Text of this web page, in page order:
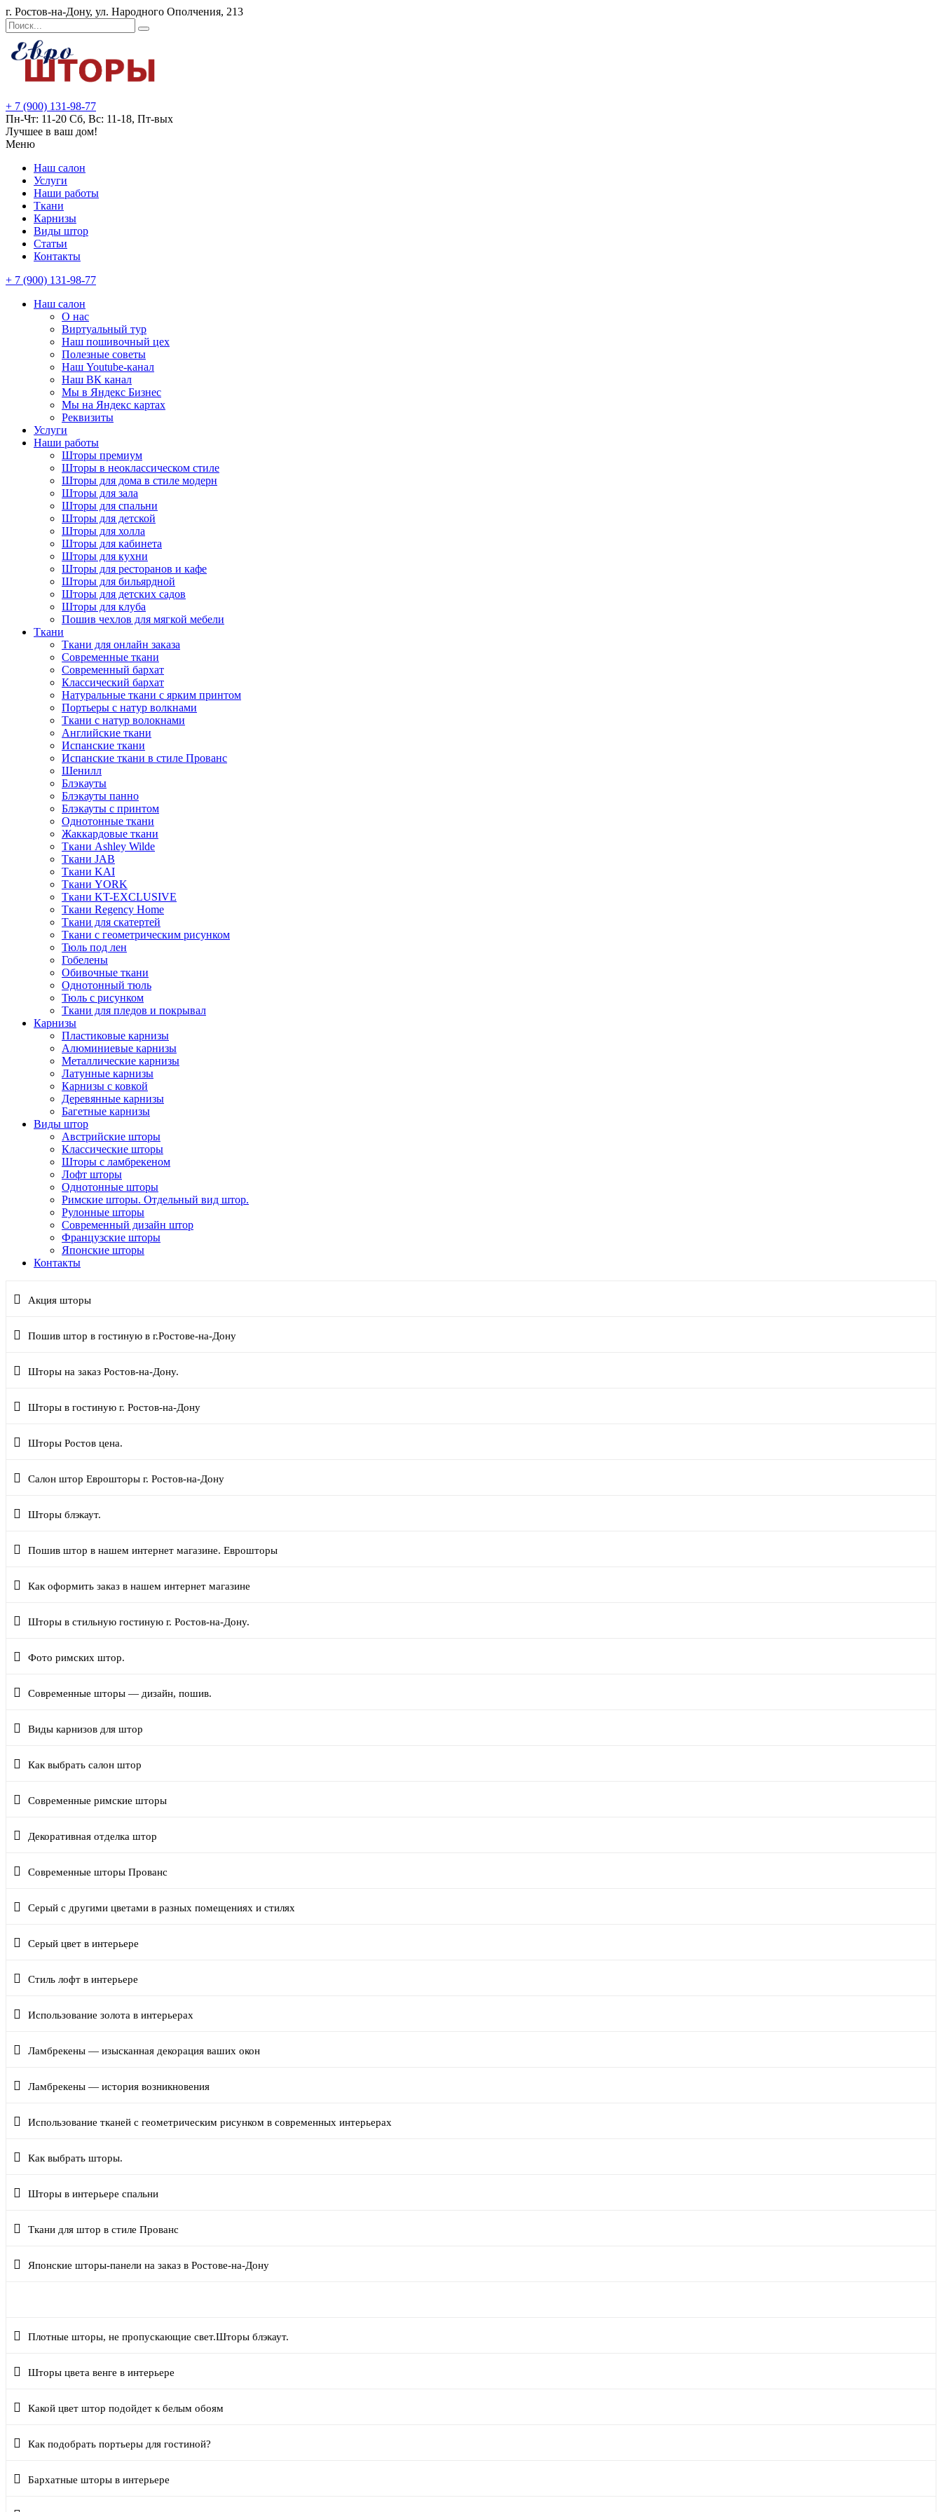
г. Ростов-на-Дону, ул. Народного Ополчения, 213
+ 7 (900) 131-98-77
Пн-Чт: 11-20 Сб, Вс: 11-18, Пт-вых
Лучшее в ваш дом!
Меню
Наш салон
Услуги
Наши работы
Ткани
Карнизы
Виды штор
Статьи
Контакты
+ 7 (900) 131-98-77
Наш салон
О нас
Виртуальный тур
Наш пошивочный цех
Полезные советы
Наш Youtube-канал
Наш ВК канал
Мы в Яндекс Бизнес
Мы на Яндекс картах
Реквизиты
Услуги
Наши работы
Шторы премиум
Шторы в неоклассическом стиле
Шторы для дома в стиле модерн
Шторы для зала
Шторы для спальни
Шторы для детской
Шторы для холла
Шторы для кабинета
Шторы для кухни
Шторы для ресторанов и кафе
Шторы для бильярдной
Шторы для детских садов
Шторы для клуба
Пошив чехлов для мягкой мебели
Ткани
Ткани для онлайн заказа
Современные ткани
Современный бархат
Классический бархат
Натуральные ткани с ярким принтом
Портьеры с натур волкнами
Ткани с натур волокнами
Английские ткани
Испанские ткани
Испанские ткани в стиле Прованс
Шенилл
Блэкауты
Блэкауты панно
Блэкауты с принтом
Однотонные ткани
Жаккардовые ткани
Ткани Ashley Wilde
Ткани JAB
Ткани KAI
Ткани YORK
Ткани KT-EXCLUSIVE
Ткани Regency Home
Ткани для скатертей
Ткани с геометрическим рисунком
Тюль под лен
Гобелены
Обивочные ткани
Однотонный тюль
Тюль с рисунком
Ткани для пледов и покрывал
Карнизы
Пластиковые карнизы
Алюминиевые карнизы
Металлические карнизы
Латунные карнизы
Карнизы с ковкой
Деревянные карнизы
Багетные карнизы
Виды штор
Австрийские шторы
Классические шторы
Шторы с ламбрекеном
Лофт шторы
Однотонные шторы
Римские шторы. Отдельный вид штор.
Рулонные шторы
Современный дизайн штор
Французские шторы
Японские шторы
Контакты
Акция шторы
Пошив штор в гостиную в г.Ростове-на-Дону
Шторы на заказ Ростов-на-Дону.
Шторы в гостиную г. Ростов-на-Дону
Шторы Ростов цена.
Салон штор Еврошторы г. Ростов-на-Дону
Шторы блэкаут.
Пошив штор в нашем интернет магазине. Еврошторы
Как оформить заказ в нашем интернет магазине
Шторы в стильную гостиную г. Ростов-на-Дону.
Фото римских штор.
Современные шторы — дизайн, пошив.
Виды карнизов для штор
Как выбрать салон штор
Современные римские шторы
Декоративная отделка штор
Современные шторы Прованс
Серый с другими цветами в разных помещениях и стилях
Серый цвет в интерьере
Стиль лофт в интерьере
Использование золота в интерьерах
Ламбрекены — изысканная декорация ваших окон
Ламбрекены — история возникновения
Использование тканей с геометрическим рисунком в современных интерьерах
Как выбрать шторы.
Шторы в интерьере спальни
Ткани для штор в стиле Прованс
Японские шторы-панели на заказ в Ростове-на-Дону
Плотные шторы, не пропускающие свет.Шторы блэкаут.
Шторы цвета венге в интерьере
Какой цвет штор подойдет к белым обоям
Как подобрать портьеры для гостиной?
Бархатные шторы в интерьере